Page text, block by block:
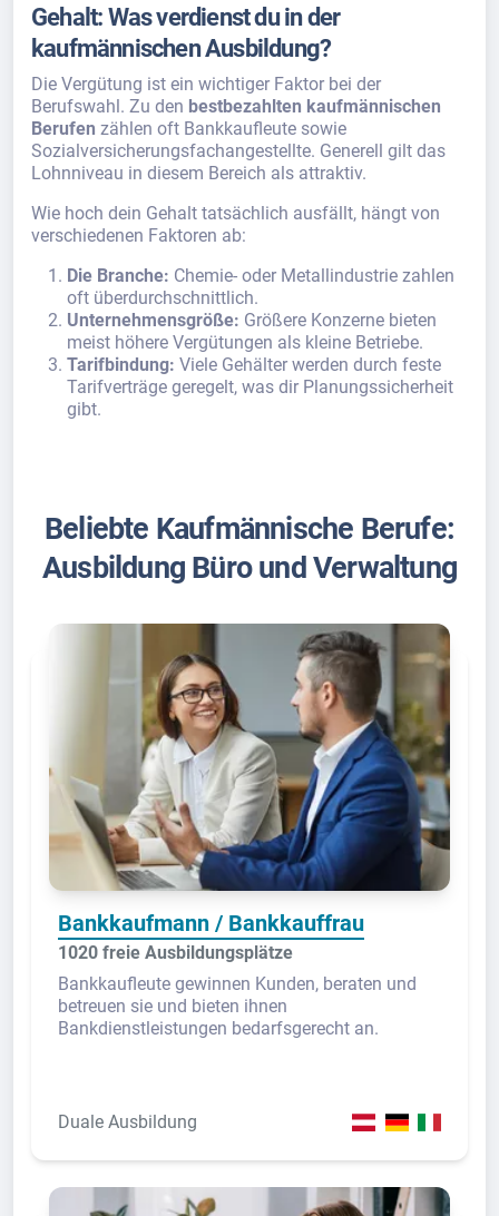
Gehalt: Was verdienst du in der
kaufmännischen Ausbildung?
Die Vergütung ist ein wichtiger Faktor bei der
Berufswahl. Zu den bestbezahlten kaufmännischen
Berufen zählen oft Bankkaufleute sowie
Sozialversicherungsfachangestellte. Generell gilt das
Lohnniveau in diesem Bereich als attraktiv.
Wie hoch dein Gehalt tatsächlich ausfällt, hängt von
verschiedenen Faktoren ab:
Die Branche: Chemie- oder Metallindustrie zahlen
oft überdurchschnittlich.
Unternehmensgröße: Größere Konzerne bieten
meist höhere Vergütungen als kleine Betriebe.
Tarifbindung: Viele Gehälter werden durch feste
Tarifverträge geregelt, was dir Planungssicherheit
gibt.
Beliebte Kaufmännische Berufe:
Ausbildung Büro und Verwaltung
Bankkaufmann / Bankkauffrau
1020 freie Ausbildungsplätze
Bankkaufleute gewinnen Kunden, beraten und
betreuen sie und bieten ihnen
Bankdienstleistungen bedarfsgerecht an.
Duale Ausbildung